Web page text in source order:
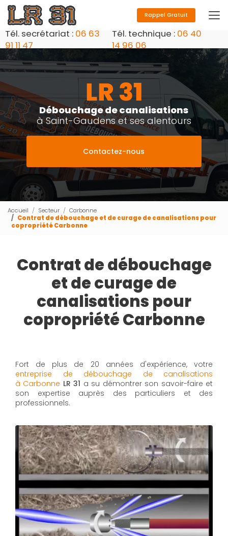
Aller
au
contenu
principal
Tél. secrétariat : 06 63
91 11 47
Tél. technique : 06 40
14 96 06
Rappel Gratuit
Débouchage de canalisations
à Saint-Gaudens et ses alentours
Contactez-nous
Accueil Secteur
Carbonne
Contrat de débouchage et de curage de canalisations pour
copropriété Carbonne
Contrat de débouchage
et de curage de
canalisations pour
copropriété Carbonne
Fort de plus de 20 années d'expérience, votre
entreprise de débouchage de canalisations
à Carbonne LR 31 a su démontrer son savoir-faire et
son expertise auprès des particuliers et des
professionnels.